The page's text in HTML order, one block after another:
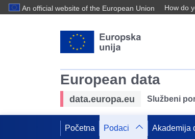
An official website of the European Union How do
European data
data.europa.eu Službeni
Početna Podaci Akademija